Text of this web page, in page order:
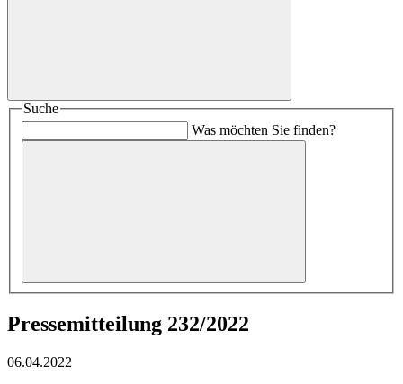
Suche
Was möchten Sie finden?
Pressemitteilung 232/2022
06.04.2022